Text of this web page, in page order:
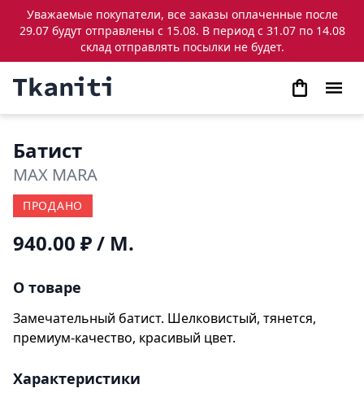
Уважаемые покупатели, все заказы оплаченные после
29.07 будут отправлены с 15.08. В период с 31.07 по 14.08
склад отправлять посылки не будет.
Батист
MAX MARA
ПРОДАНО
940.00 ₽/ М.
О товаре
Замечательный батист. Шелковистый, тянется,
премиум-качество, красивый цвет.
Характеристики